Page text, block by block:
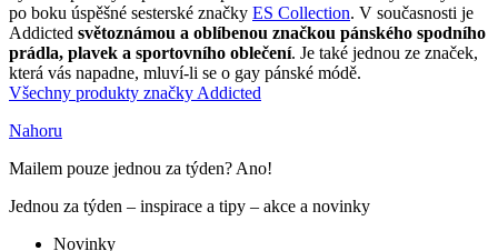
po boku úspěšné sesterské značky ES Collection. V současnosti je
Addicted světoznámou a oblíbenou značkou pánského spodního
prádla, plavek a sportovního oblečení. Je také jednou ze značek,
která vás napadne, mluví-li se o gay pánské módě.
Všechny produkty značky Addicted
Nahoru
Mailem pouze jednou za týden? Ano!
Jednou za týden – inspirace a tipy – akce a novinky
Novinky